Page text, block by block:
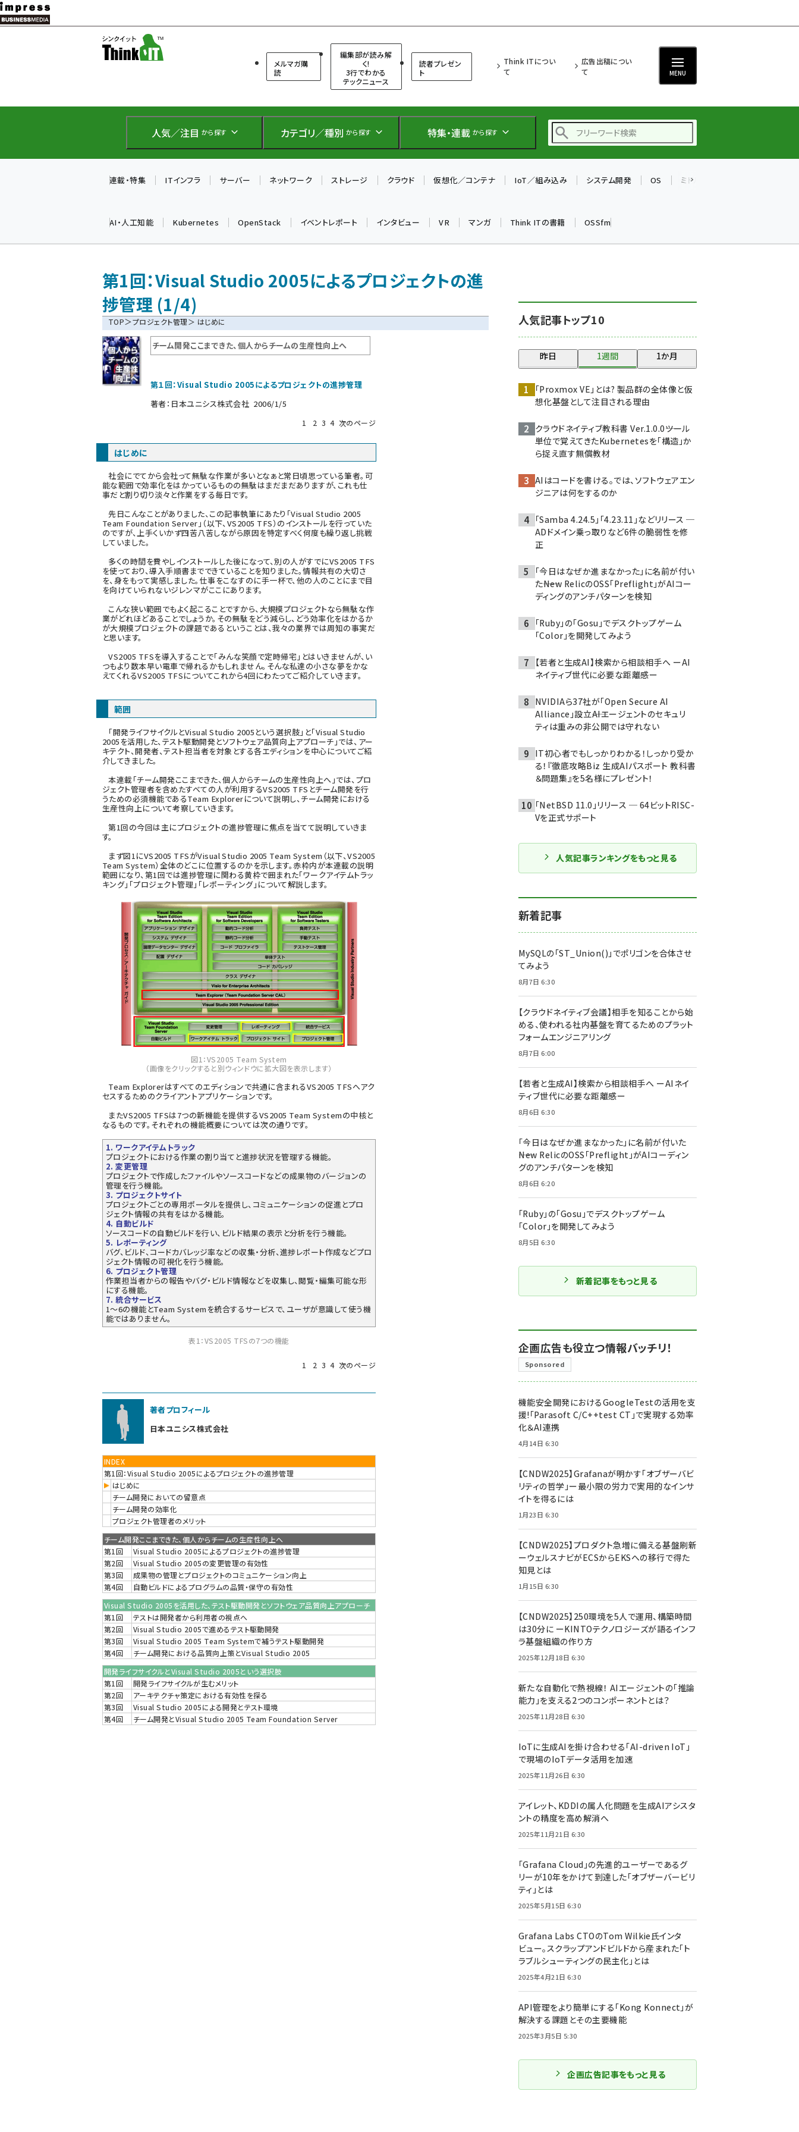
メ
イ
テ
に
メルマガ購
読
編集部が読み解
く!
3行でわかる
テックニュース
読者プレゼン
ト
Think ITについ
て
広告出稿につい
て
MENU
人気／注目 から探す カテゴリ／種別 から探す 特集・連載 から探す
仲間と築いた勝利の絆～
(2034)
drupal (1955)
genai (1483)
ai crunch (1353)
連載・特集 ITインフラ サーバー ネットワーク ストレージ クラウド 仮想化／コンテナ IoT／組み込み システム開発 OS ミドルウェア
AI・人工知能 Kubernetes OpenStack イベントレポート インタビュー VR マンガ Think ITの書籍 OSSfm
第1回：Visual Studio 2005によるプロジェクトの進
捗管理 (1/4)
TOP＞プロジェクト管理＞ はじめに
チーム開発ここまできた、個人からチームの生産性向上へ
第１回：Visual Studio 2005によるプロジェクトの進捗管理
著者： 日本ユニシス株式会社 2006/1/5
1 2 3 4 次のページ
はじめに
社会にでてから会社って無駄な作業が多いとなぁと常日頃思っている筆者。可
能な範囲で効率化をはかっているものの無駄はまだまだありますが、これも仕
事だと割り切り淡々と作業をする毎日です。
先日こんなことがありました、この記事執筆にあたり「Visual Studio 2005
Team Foundation Server」（以下、VS2005 TFS）のインストールを行っていた
のですが、上手くいかず四苦八苦しながら原因を特定すべく何度も繰り返し挑戦
していました。
多くの時間を費やしインストールした後になって、別の人がすでにVS2005 TFS
を使っており、導入手順書までできていることを知りました。情報共有の大切さ
を、身をもって実感しました。仕事をこなすのに手一杯で、他の人のことにまで目
を向けていられないジレンマがここにあります。
こんな狭い範囲でもよく起こることですから、大規模プロジェクトなら無駄な作
業がどれほどあることでしょうか。その無駄をどう減らし、どう効率化をはかるか
が大規模プロジェクトの課題であるということは、我々の業界では周知の事実だ
と思います。
VS2005 TFSを導入することで「みんな笑顔で定時帰宅」とはいきませんが、い
つもより数本早い電車で帰れるかもしれません。そんな私達の小さな夢をかな
えてくれるVS2005 TFSについてこれから4回にわたってご紹介していきます。
範囲
「開発ライフサイクルとVisual Studio 2005という選択肢 」と「Visual Studio
2005を活用した、テスト駆動開発とソフトウェア品質向上アプローチ 」では、アー
キテクト、開発者、テスト担当者を対象とする各エディションを中心についてご紹
介してきました。
本連載「チーム開発ここまできた、個人からチームの生産性向上へ」では、プロ
ジェクト管理者を含めたすべての人が利用するVS2005 TFSとチーム開発を行
うための必須機能であるTeam Explorerについて説明し、チーム開発における
生産性向上について考察していきます。
第1回の今回は主にプロジェクトの進捗管理に焦点を当てて説明していきま
す。
まず図1にVS2005 TFSがVisual Studio 2005 Team System（以下、VS2005
Team System）全体のどこに位置するのかを示します。赤枠内が本連載の説明
範囲になり、第1回では進捗管理に関わる黄枠で囲まれた「ワークアイテムトラッ
キング」「プロジェクト管理」「レポーティング」について解説します。
図1：VS2005 Team System
（画像をクリックすると別ウィンドウに拡大図を表示します）
Team Explorerはすべてのエディションで共通に含まれるVS2005 TFSへアク
セスするためのクライアントアプリケーションです。
またVS2005 TFSは7つの新機能を提供するVS2005 Team Systemの中核と
なるものです。それぞれの機能概要については次の通りです。
1. ワークアイテムトラック
プロジェクトにおける作業の割り当てと進捗状況を管理する機能。
2. 変更管理
プロジェクトで作成したファイルやソースコードなどの成果物のバージョンの
管理を行う機能。
3. プロジェクトサイト
プロジェクトごとの専用ポータルを提供し、コミュニケーションの促進とプロ
ジェクト情報の共有をはかる機能。
4. 自動ビルド
ソースコードの自動ビルドを行い、ビルド結果の表示と分析を行う機能。
5. レポーティング
バグ、ビルド、コードカバレッジ率などの収集・分析、進捗レポート作成などプロ
ジェクト情報の可視化を行う機能。
6. プロジェクト管理
作業担当者からの報告やバグ・ビルド情報などを収集し、閲覧・編集可能な形
にする機能。
7. 統合サービス
1〜6の機能とTeam Systemを統合するサービスで、ユーザが意識して使う機
能ではありません。
表1：VS2005 TFSの7つの機能
1 2 3 4 次のページ
著者プロフィール
日本ユニシス株式会社
INDEX
第1回：Visual Studio 2005によるプロジェクトの進捗管理
はじめに
チーム開発においての留意点
チーム開発の効率化
プロジェクト管理者のメリット
チーム開発ここまできた、個人からチームの生産性向上へ
第1回
Visual Studio 2005によるプロジェクトの進捗管理
第2回
Visual Studio 2005の変更管理の有効性
第3回
成果物の管理とプロジェクトのコミュニケーション向上
第4回
自動ビルドによるプログラムの品質・保守の有効性
Visual Studio 2005を活用した、テスト駆動開発とソフトウェア品質向上アプローチ
第1回
テストは開発者から利用者の視点へ
第2回
Visual Studio 2005で進めるテスト駆動開発
第3回
Visual Studio 2005 Team Systemで補うテスト駆動開発
第4回
チーム開発における品質向上策とVisual Studio 2005
開発ライフサイクルとVisual Studio 2005という選択肢
第1回
開発ライフサイクルが生むメリット
第2回
アーキテクチャ策定における有効性を探る
第3回
Visual Studio 2005による開発とテスト環境
第4回
チーム開発とVisual Studio 2005 Team Foundation Server
人気記事トップ10
昨日 1週間 1か月
「Proxmox VE」とは? 製品群の全体像と仮
想化基盤として注目される理由
クラウドネイティブ教科書 Ver.1.0.0――ツール
単位で覚えてきたKubernetesを「構造」か
ら捉え直す無償教材
AIはコードを書ける。では、ソフトウェアエン
ジニアは何をするのか
「Samba 4.24.5」「4.23.11」などリリース ─
ADドメイン乗っ取りなど6件の脆弱性を修
正
「今日はなぜか進まなかった」に名前が付い
た――New RelicのOSS「Preflight」がAIコー
ディングのアンチパターンを検知
「Ruby」の「Gosu」でデスクトップゲーム
「Color」を開発してみよう
【若者と生成AI】検索から相談相手へ ーAI
ネイティブ世代に必要な距離感ー
NVIDIAら37社が「Open Secure AI
Alliance」設立――AIエージェントのセキュリ
ティは重みの非公開では守れない
IT初心者でもしっかりわかる！しっかり受か
る！『徹底攻略Biz 生成AIパスポート 教科書
＆問題集』を5名様にプレゼント！
「NetBSD 11.0」リリース ─ 64ビットRISC-
Vを正式サポート
人気記事ランキングをもっと見る
新着記事
MySQLの「ST_Union()」でポリゴンを合体させ
てみよう
8月7日 6:30
【クラウドネイティブ会議】相手を知ることから始
める、使われる社内基盤を育てるためのプラット
フォームエンジニアリング
8月7日 6:00
【若者と生成AI】検索から相談相手へ ーAIネイ
ティブ世代に必要な距離感ー
8月6日 6:30
「今日はなぜか進まなかった」に名前が付いた
――New RelicのOSS「Preflight」がAIコーディン
グのアンチパターンを検知
8月6日 6:20
「Ruby」の「Gosu」でデスクトップゲーム
「Color」を開発してみよう
8月5日 6:30
新着記事をもっと見る
企画広告も役立つ情報バッチリ！
Sponsored
機能安全開発におけるGoogleTestの活用を支
援!「Parasoft C/C++test CT」で実現する効率
化＆AI連携
4月14日 6:30
【CNDW2025】Grafanaが明かす「オブザーバビ
リティの哲学」ー最小限の労力で実用的なインサ
イトを得るには
1月23日 6:30
【CNDW2025】プロダクト急増に備える基盤刷新
ーウェルスナビがECSからEKSへの移行で得た
知見とは
1月15日 6:30
【CNDW2025】250環境を5人で運用、構築時間
は30分に ーKINTOテクノロジーズが語るインフ
ラ基盤組織の作り方
2025年12月18日 6:30
新たな自動化で熱視線！ AIエージェントの「推論
能力」を支える2つのコンポーネントとは？
2025年11月28日 6:30
IoTに生成AIを掛け合わせる「AI-driven IoT」
で現場のIoTデータ活用を加速
2025年11月26日 6:30
アイレット、KDDIの属人化問題を生成AIアシスタ
ントの精度を高め解消へ
2025年11月21日 6:30
「Grafana Cloud」の先進的ユーザーであるグ
リーが10年をかけて到達した「オブザーバービリ
ティ」とは
2025年5月15日 6:30
Grafana Labs CTOのTom Wilkie氏インタ
ビュー。スクラップアンドビルドから産まれた「ト
ラブルシューティングの民主化」とは
2025年4月21日 6:30
API管理をより簡単にする「Kong Konnect」が
解決する課題とその主要機能
2025年3月5日 5:30
企画広告記事をもっと見る